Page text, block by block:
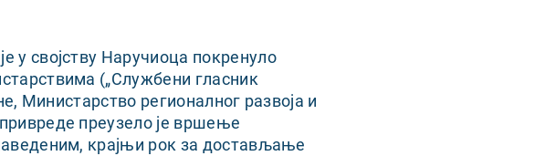
у својству Наручиоца покренуло
(„Службени гласник
Министарство регионалног развоја и
преузело је вршење
крајњи рок за достављање